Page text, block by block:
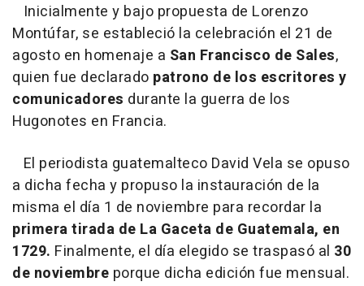
Inicialmente y bajo propuesta de Lorenzo
Montúfar, se estableció la celebración el 21 de
agosto en homenaje a San Francisco de Sales,
quien fue declarado patrono de los escritores y
comunicadores durante la guerra de los
Hugonotes en Francia.
El periodista guatemalteco David Vela se opuso
a dicha fecha y propuso la instauración de la
misma el día 1 de noviembre para recordar la
primera tirada de La Gaceta de Guatemala, en
1729. Finalmente, el día elegido se traspasó al 30
de noviembre porque dicha edición fue mensual.